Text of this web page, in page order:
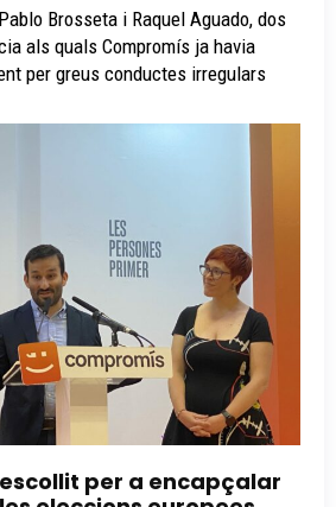
Brosseta i Raquel Aguado, dos
als quals Compromís ja havia
per greus conductes irregulars
per a encapçalar